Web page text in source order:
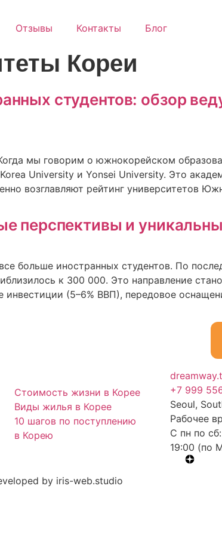
Отзывы Контакты Блог
Кореи
студентов: обзор
мы говорим о южнокорейском
University и Yonsei University. Это
возглавляют рейтинг университетов
перспективы и
больше иностранных студентов. По
к 300 000. Это направление
(5–6% ВВП), передовое
Стоимость жизни в Корее
Виды жилья в Корее
10 шагов по поступлению
в Корею
+7 999
Seoul,
Рабочее
С пн по
19:00 (по
by iris-web.studio